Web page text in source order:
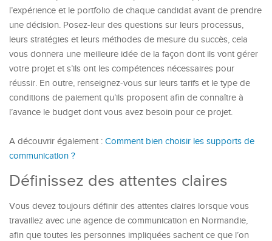
l’expérience et le portfolio de chaque candidat avant de prendre
une décision. Posez-leur des questions sur leurs processus,
leurs stratégies et leurs méthodes de mesure du succès, cela
vous donnera une meilleure idée de la façon dont ils vont gérer
votre projet et s’ils ont les compétences nécessaires pour
réussir. En outre, renseignez-vous sur leurs tarifs et le type de
conditions de paiement qu’ils proposent afin de connaître à
l’avance le budget dont vous avez besoin pour ce projet.
A découvrir également : Comment bien choisir les supports de
communication ?
Définissez des attentes claires
Vous devez toujours définir des attentes claires lorsque vous
travaillez avec une agence de communication en Normandie,
afin que toutes les personnes impliquées sachent ce que l’on